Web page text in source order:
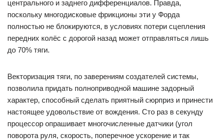
центрального и заднего дифференциалов. Правда,
поскольку многодисковые фрикционы эти у Форда
полностью не блокируются, в условиях потери сцепления
передних колёс с дорогой назад может отправляться лишь
до 70% тяги.
Векторизация тяги, по заверениям создателей системы,
позволила придать полноприводной машине задорный
характер, способный сделать приятный сюрприз и принести
настоящее удовольствие от вождения. Сто раз в секунду
процессор опрашивает многочисленные датчики (угол
поворота руля, скорость, поперечное ускорение и так